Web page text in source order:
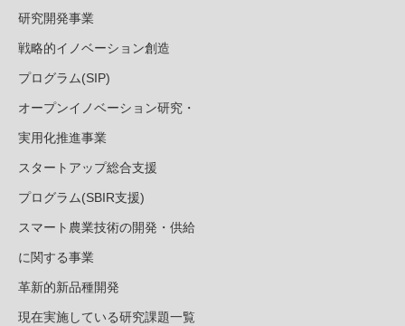
研究開発事業
戦略的イノベーション創造
プログラム(SIP)
オープンイノベーション研究・
実用化推進事業
スタートアップ総合支援
プログラム(SBIR支援)
スマート農業技術の開発・供給
に関する事業
革新的新品種開発
現在実施している研究課題一覧